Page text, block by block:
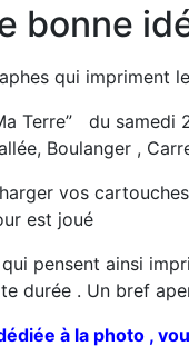
bonne
qui impriment
Terre” du
Boulanger ,
vos
est joué
pensent ainsi
durée . Un bref
à la photo ,